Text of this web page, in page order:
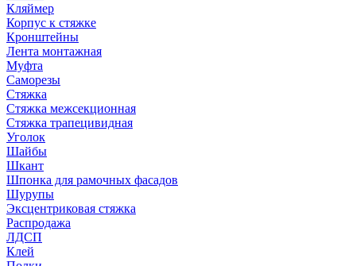
Кляймер
Корпус к стяжке
Кронштейны
Лента монтажная
Муфта
Саморезы
Стяжка
Стяжка межсекционная
Стяжка трапецивидная
Уголок
Шайбы
Шкант
Шпонка для рамочных фасадов
Шурупы
Эксцентриковая стяжка
Распродажа
ЛДСП
Клей